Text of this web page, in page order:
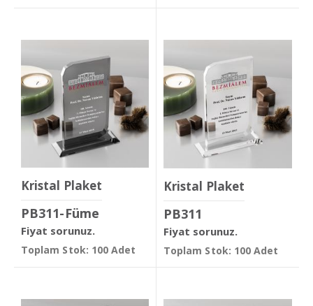
Kristal Plaket
PB311-Füme
Fiyat sorunuz.
Toplam Stok: 100 Adet
Kristal Plaket
PB311
Fiyat sorunuz.
Toplam Stok: 100 Adet